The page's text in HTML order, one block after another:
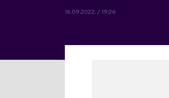
16.09.2022. / 19:26